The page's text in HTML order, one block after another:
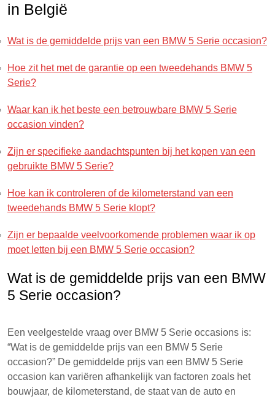
in België
Wat is de gemiddelde prijs van een BMW 5 Serie occasion?
Hoe zit het met de garantie op een tweedehands BMW 5
Serie?
Waar kan ik het beste een betrouwbare BMW 5 Serie
occasion vinden?
Zijn er specifieke aandachtspunten bij het kopen van een
gebruikte BMW 5 Serie?
Hoe kan ik controleren of de kilometerstand van een
tweedehands BMW 5 Serie klopt?
Zijn er bepaalde veelvoorkomende problemen waar ik op
moet letten bij een BMW 5 Serie occasion?
Wat is de gemiddelde prijs van een BMW
5 Serie occasion?
Een veelgestelde vraag over BMW 5 Serie occasions is:
“Wat is de gemiddelde prijs van een BMW 5 Serie
occasion?” De gemiddelde prijs van een BMW 5 Serie
occasion kan variëren afhankelijk van factoren zoals het
bouwjaar, de kilometerstand, de staat van de auto en